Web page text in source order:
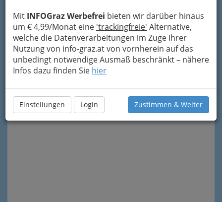
Mit INFOGraz Werbefrei bieten wir darüber hinaus
um € 4,99/Monat eine 'trackingfreie' Alternative,
welche die Datenverarbeitungen im Zuge Ihrer
Nutzung von info-graz.at von vornherein auf das
unbedingt notwendige Ausmaß beschränkt – nähere
Infos dazu finden Sie hier
Einstellungen Login Zustimmen & Weiter
Meine Nachricht senden